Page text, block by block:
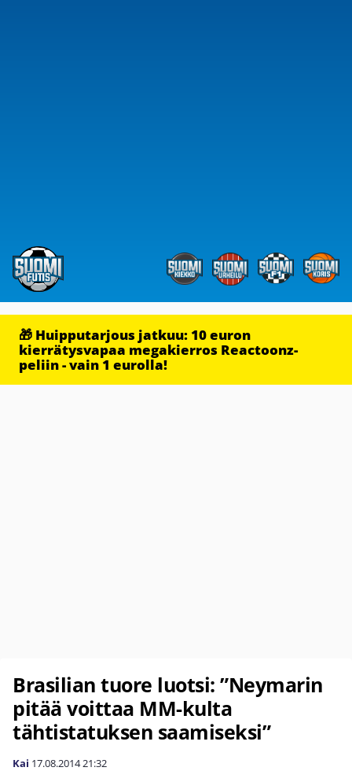
🎁 Huipputarjous jatkuu: 10 euron
kierrätysvapaa megakierros Reactoonz-
peliin - vain 1 eurolla!
Brasilian tuore luotsi: ”Neymarin
pitää voittaa MM-kulta
tähtistatuksen saamiseksi”
Kai 17.08.201421:32